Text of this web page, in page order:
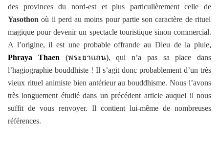
des provinces du nord-est et plus particulièrement celle de
Yasothon où il perd au moins pour partie son caractère de rituel
magique pour devenir un spectacle touristique sinon commercial.
A l’origine, il est une probable offrande au Dieu de la pluie,
Phraya Thaen (พระยาแถน), qui n’a pas sa place dans
l’hagiographie bouddhiste ! Il s’agit donc probablement d’un très
vieux rituel animiste bien antérieur au bouddhisme. Nous l’avons
très longuement étudié dans un précédent article auquel il nous
suffit de vous renvoyer. Il contient lui-même de nombreuses
références.